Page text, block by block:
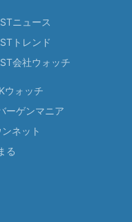
ニュース
トレンド
会社ウォッチ
ウォッチ
ーゲンマニア
ネット
る